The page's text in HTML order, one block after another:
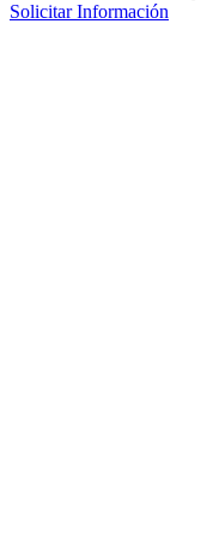
Solicitar Información